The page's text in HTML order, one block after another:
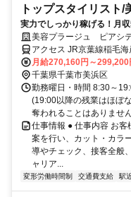
トップスタイリスト/
実力でしっかり稼げる！月
プスタイリスト！
美容プラージュ ピアシ
アクセス JR京葉線稲毛
月給270,160円～299,200
千葉県千葉市美浜区
勤務曜日・時間 8:30～
(19:00以降の残業はほぼ
奪われることはありませ
仕事情報 ● 仕事内容 お
案を行い、カット・カラ
導やチェック、接客全般
ャリア...
変形労働時間制 交通費支給 駅